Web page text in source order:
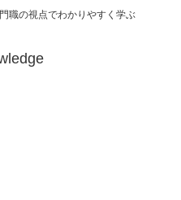
職の視点でわかりやすく学ぶ